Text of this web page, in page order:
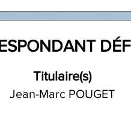
Titulaire(s)
Jean-Marc POUGET